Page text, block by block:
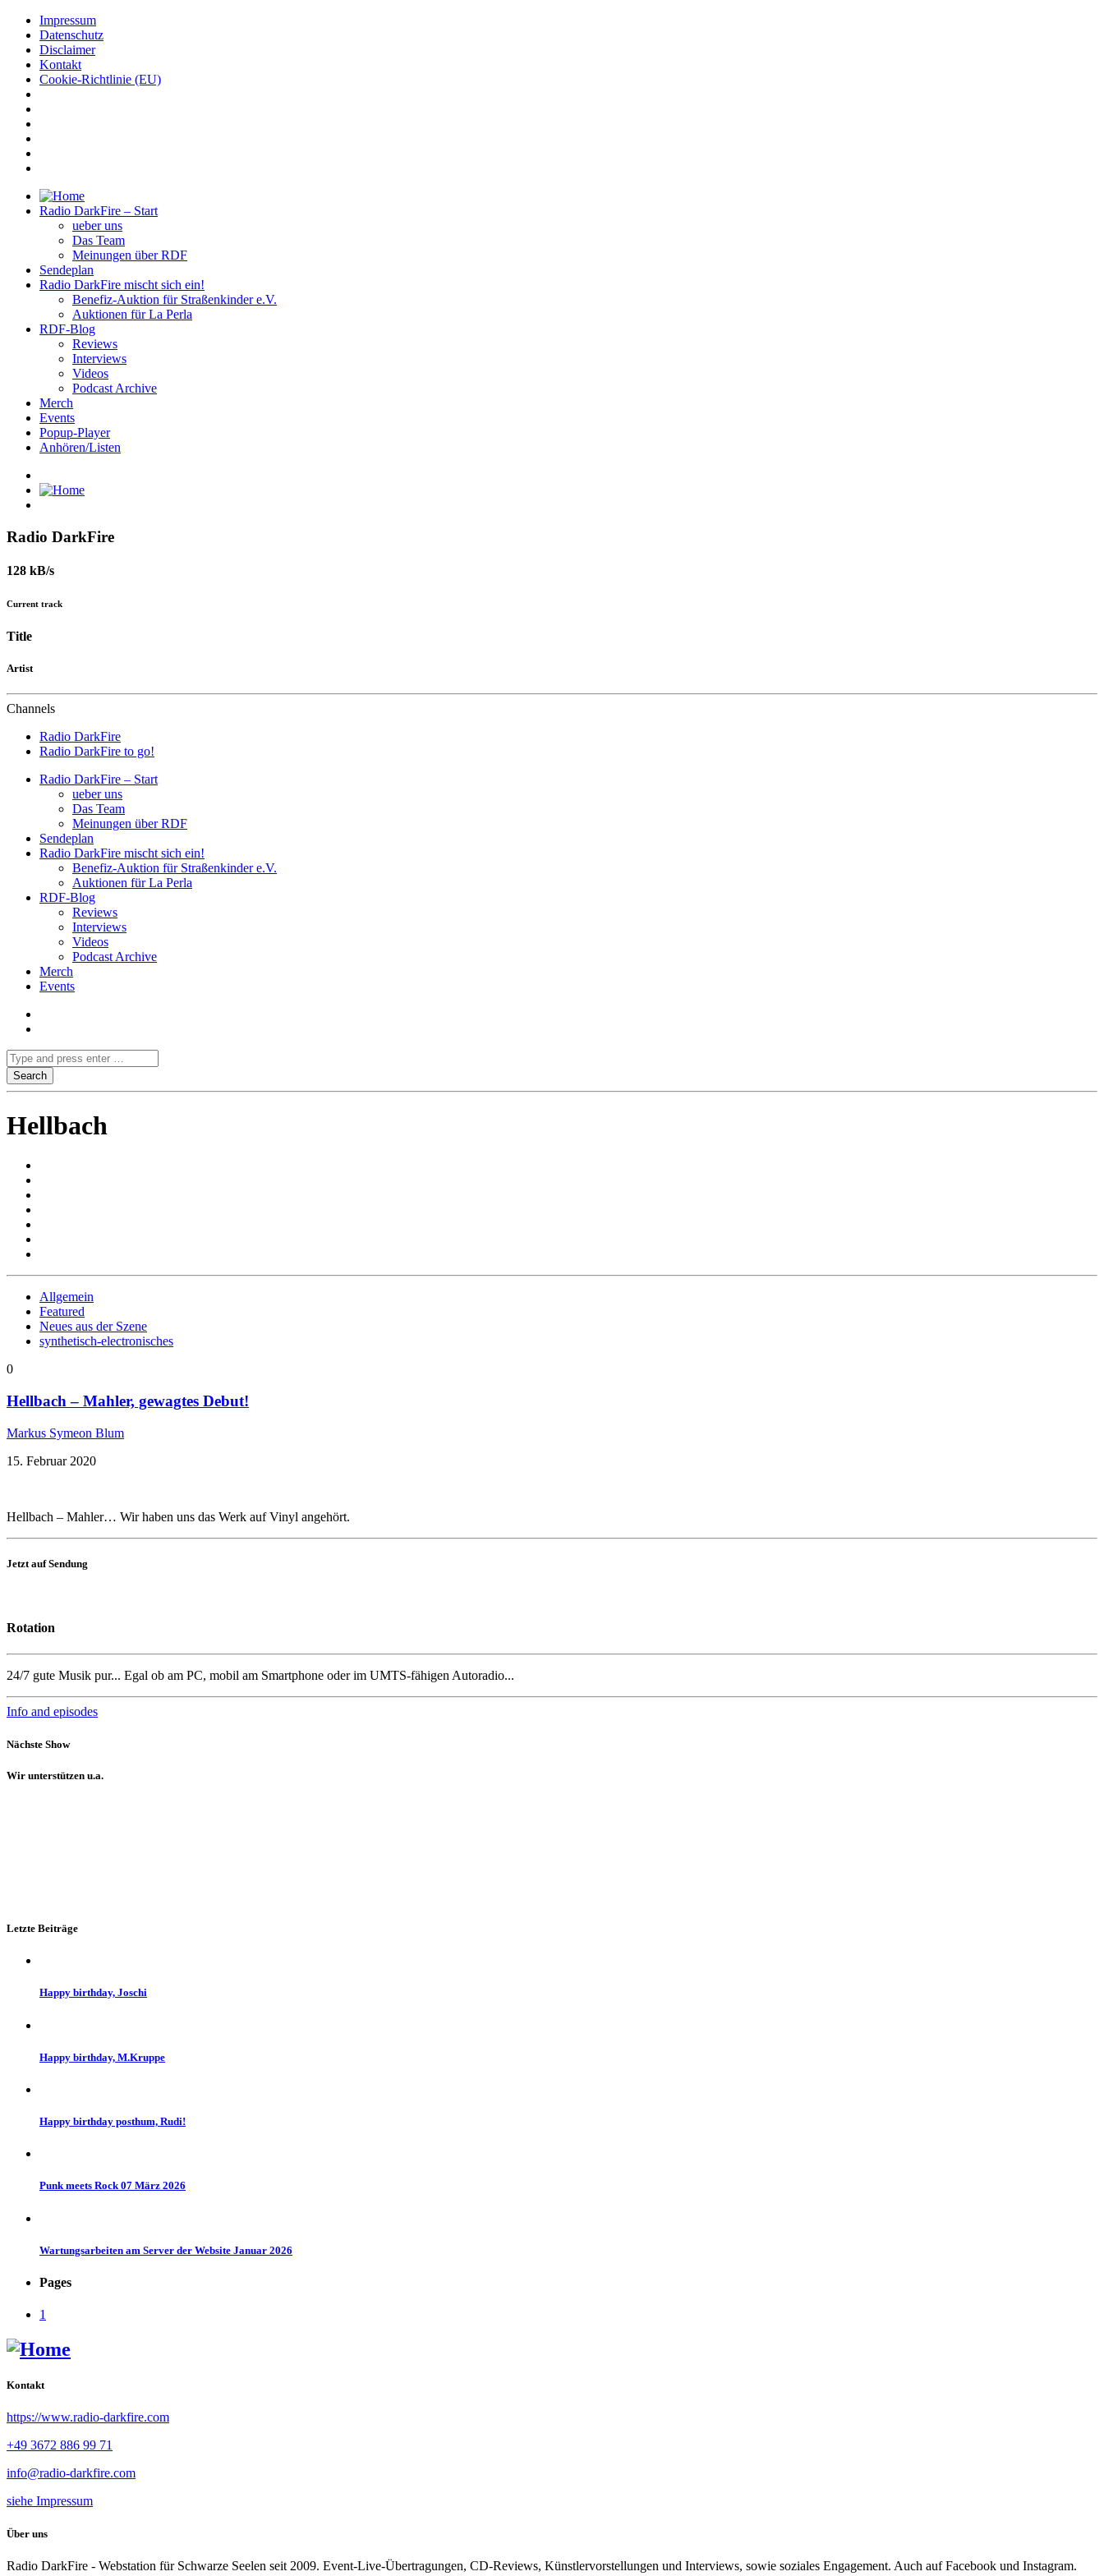
Impressum
Datenschutz
Disclaimer
Kontakt
Cookie-Richtlinie (EU)
Radio DarkFire – Start
ueber uns
Das Team
Meinungen über RDF
Sendeplan
Radio DarkFire mischt sich ein!
Benefiz-Auktion für Straßenkinder e.V.
Auktionen für La Perla
RDF-Blog
Reviews
Interviews
Videos
Podcast Archive
Merch
Events
Popup-Player
Anhören/Listen
Radio DarkFire
128 kB/s
Current track
Title
Artist
Channels
Radio DarkFire
Radio DarkFire to go!
Radio DarkFire – Start
ueber uns
Das Team
Meinungen über RDF
Sendeplan
Radio DarkFire mischt sich ein!
Benefiz-Auktion für Straßenkinder e.V.
Auktionen für La Perla
RDF-Blog
Reviews
Interviews
Videos
Podcast Archive
Merch
Events
Hellbach
Allgemein
Featured
Neues aus der Szene
synthetisch-electronisches
0
Hellbach – Mahler, gewagtes Debut!
Markus Symeon Blum
15. Februar 2020
Hellbach – Mahler… Wir haben uns das Werk auf Vinyl angehört.
Jetzt auf Sendung
Rotation
24/7 gute Musik pur... Egal ob am PC, mobil am Smartphone oder im UMTS-fähigen Autoradio...
Info and episodes
Nächste Show
Wir unterstützen u.a.
Letzte Beiträge
Happy birthday, Joschi
Happy birthday, M.Kruppe
Happy birthday posthum, Rudi!
Punk meets Rock 07 März 2026
Wartungsarbeiten am Server der Website Januar 2026
Pages
1
Kontakt
https://www.radio-darkfire.com
+49 3672 886 99 71
info@radio-darkfire.com
siehe Impressum
Über uns
Radio DarkFire - Webstation für Schwarze Seelen seit 2009. Event-Live-Übertragungen, CD-Reviews, Künstlervorstellungen und Interviews, sowie soziales Engagement. Auch auf Facebook und Instagram.